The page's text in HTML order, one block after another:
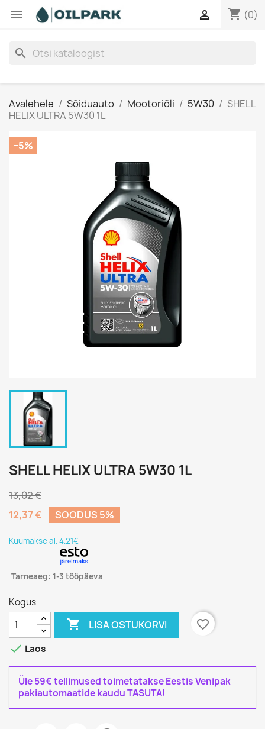
 shopping_cart (0)

search
Avalehele Sõiduauto Mootoriõli 5W30
SHELL
HELIX ULTRA 5W30 1L
−5%
SHELL HELIX ULTRA 5W30 1L
13,02 €
12,37 €
SOODUS 5%
Kuumakse al. 4.21€
Tarneaeg: 1-3 tööpäeva
Kogus
 LISA OSTUKORVI
favorite_border
 Laos
Üle 59€ tellimused toimetatakse Eestis Venipak
pakiautomaatide kaudu TASUTA!